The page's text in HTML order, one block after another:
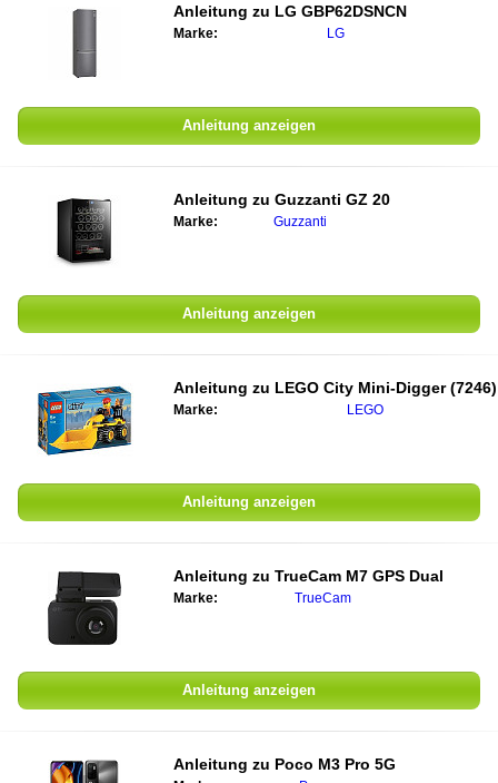
Anleitung zu LG GBP62DSNCN
Marke: LG
Anleitung anzeigen
Anleitung zu Guzzanti GZ 20
Marke: Guzzanti
Anleitung anzeigen
Anleitung zu LEGO City Mini-Digger (7246)
Marke: LEGO
Anleitung anzeigen
Anleitung zu TrueCam M7 GPS Dual
Marke: TrueCam
Anleitung anzeigen
Anleitung zu Poco M3 Pro 5G